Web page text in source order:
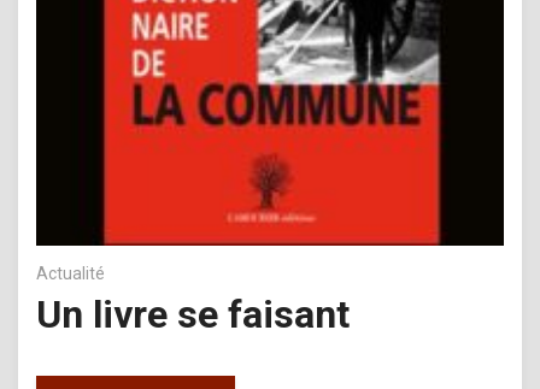
Actualité
Un livre se faisant